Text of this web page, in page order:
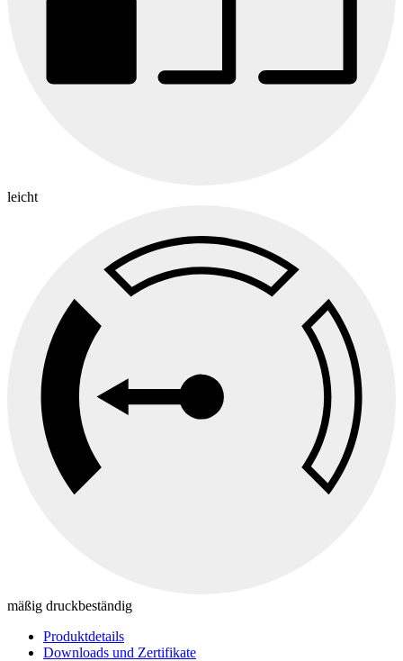
leicht
mäßig druckbeständig
Produktdetails
Downloads und Zertifikate